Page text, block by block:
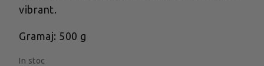
vibrant.
Gramaj: 500 g
In stoc